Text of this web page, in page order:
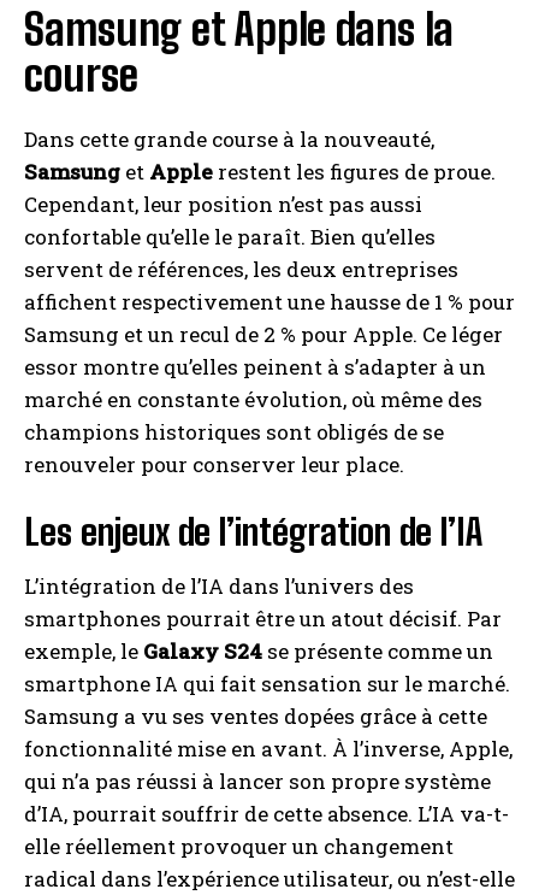
A LIRE : Découvrez le Xiaomi 17 : le tout nouveau
smartphone Xiaomi 2026 à prix exceptionnel sur
Amazon ce lundi
Samsung et Apple dans la
course
Dans cette grande course à la nouveauté,
Samsung et Apple restent les figures de proue.
Cependant, leur position n’est pas aussi
confortable qu’elle le paraît. Bien qu’elles
servent de références, les deux entreprises
affichent respectivement une hausse de 1 % pour
Samsung et un recul de 2 % pour Apple. Ce léger
essor montre qu’elles peinent à s’adapter à un
marché en constante évolution, où même des
champions historiques sont obligés de se
renouveler pour conserver leur place.
Les enjeux de l’intégration de l’IA
L’intégration de l’IA dans l’univers des
smartphones pourrait être un atout décisif. Par
exemple, le Galaxy S24 se présente comme un
smartphone IA qui fait sensation sur le marché.
Samsung a vu ses ventes dopées grâce à cette
fonctionnalité mise en avant. À l’inverse, Apple,
qui n’a pas réussi à lancer son propre système
d’IA, pourrait souffrir de cette absence. L’IA va-t-
elle réellement provoquer un changement
radical dans l’expérience utilisateur, ou n’est-elle